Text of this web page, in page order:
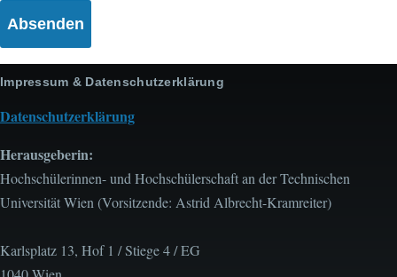
Impressum & Datenschutzerklärung
Datenschutzerklärung
Herausgeberin:
Hochschülerinnen- und Hochschülerschaft an der Technischen
Universität Wien (Vorsitzende: Astrid Albrecht-Kramreiter)
Karlsplatz 13, Hof 1 / Stiege 4 / EG